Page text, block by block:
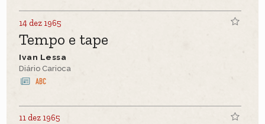
14 dez 1965
Tempo e tape
Ivan Lessa
Diário Carioca
11 dez 1965